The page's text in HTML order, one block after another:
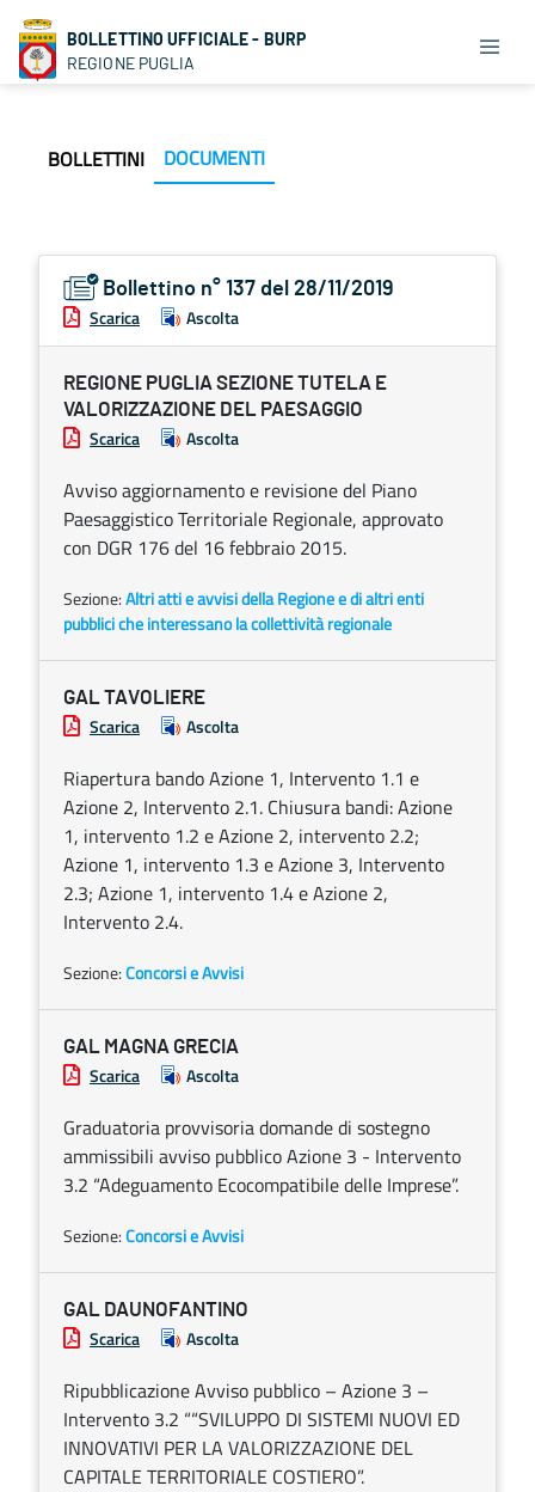
BOLLETTINO UFFICIALE - BURP
REGIONE PUGLIA
BOLLETTINI DOCUMENTI
Bollettino n° 137 del 28/11/2019
Scarica Ascolta
REGIONE PUGLIA SEZIONE TUTELA E
VALORIZZAZIONE DEL PAESAGGIO
Scarica Ascolta
Avviso aggiornamento e revisione del Piano
Paesaggistico Territoriale Regionale, approvato
con DGR 176 del 16 febbraio 2015.
Sezione:Altri atti e avvisi della Regione e di altri enti
pubblici che interessano la collettività regionale
GAL TAVOLIERE
Scarica Ascolta
Riapertura bando Azione 1, Intervento 1.1 e
Azione 2, Intervento 2.1. Chiusura bandi: Azione
1, intervento 1.2 e Azione 2, intervento 2.2;
Azione 1, intervento 1.3 e Azione 3, Intervento
2.3; Azione 1, intervento 1.4 e Azione 2,
Intervento 2.4.
Sezione:Concorsi e Avvisi
GAL MAGNA GRECIA
Scarica Ascolta
Graduatoria provvisoria domande di sostegno
ammissibili avviso pubblico Azione 3 - Intervento
3.2 “Adeguamento Ecocompatibile delle Imprese”.
Sezione:Concorsi e Avvisi
GAL DAUNOFANTINO
Scarica Ascolta
Ripubblicazione Avviso pubblico – Azione 3 –
Intervento 3.2 ““SVILUPPO DI SISTEMI NUOVI ED
INNOVATIVI PER LA VALORIZZAZIONE DEL
CAPITALE TERRITORIALE COSTIERO”.